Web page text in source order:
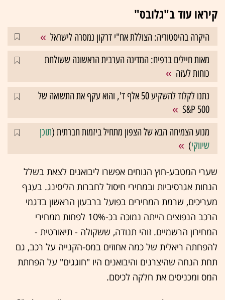
קיראו עוד ב"גלובס"
היקרה בהיסטוריה: הצוללת אח"י דרקון נמסרה לישראל
מאות חיילים ברפיח: המדינה הערבית הראשונה ששולחת
כוחות לעזה
נתנו לקלוד להשקיע 50 אלף ד', והוא עקף את התשואה של
S&P 500
מנוע הצמיחה הבא של הצפון מתחיל ביזמות חברתית (תוכן
שיווקי)
שערי המטבע-חוץ הנוחים אפשרו ליבואנים לצאת בשלל
הנחות אגרסיביות ובמחירי חיסול לחברות הליסינג. בענף
מעריכים, שרמת המחירים בפועל ברבעון הראשון בדגמי
הרכב הנפוצים הייתה נמוכה בכ-10% לפחות ממחירי
המחירון הרשמיים. זוהי תנודה, ששקולה - תיאורטית -
להפחתה ריאלית של כמה אחוזים במס-הקנייה על רכב, גם
תחת הנחה שהיצרנים והיבואנים היו "חוגגים" על הפחתת
המס ומכניסים את חלקה לכיסם.